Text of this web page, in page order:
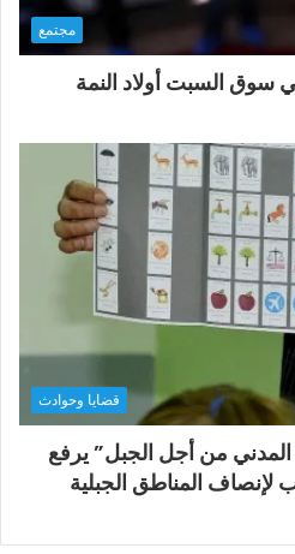
مجتمع
السبت أولاد النمة
قضايا وحوادث
“الائتلاف المدني من أجل الجبل” يرفع
المناطق الجبلية